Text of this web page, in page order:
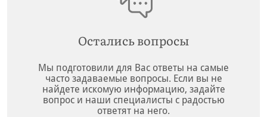
Остались вопросы
Мы подготовили для Вас ответы на самые
часто задаваемые вопросы. Если вы не
найдете искомую информацию, задайте
вопрос и наши специалисты с радостью
ответят на него.